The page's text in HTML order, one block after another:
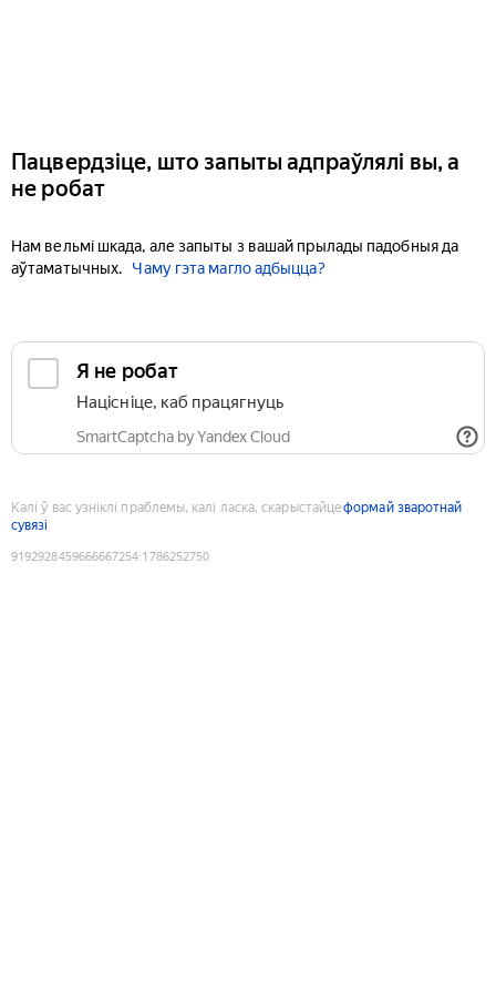
Пацвердзіце, што запыты адпраўлялі вы, а
не робат
Нам вельмі шкада, але запыты з вашай прылады падобныя да
аўтаматычных.
Чаму гэта магло адбыцца?
Я не робат
Націсніце, каб працягнуць
SmartCaptcha by Yandex Cloud
Калі ў вас узніклі праблемы, калі ласка, скарыстайцеформай зваротнай
сувязі
9192928459666667254:1786252750